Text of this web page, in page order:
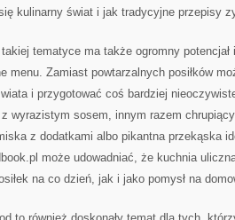
kulinarny świat i jak tradycyjne przepisy
tematyce ma także ogromny
menu. Zamiast powtarzalnych posiłków
i przygotować coś bardziej
z wyrazistym sosem, innym razem
z dodatkami albo pikantna przekąska
może udowadniać, że kuchnia
na co dzień, jak i jako pomysł na